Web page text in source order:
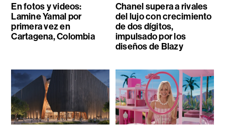
En fotos y videos:
Lamine Yamal por
primera vez en
Cartagena, Colombia
Chanel supera a rivales
del lujo con crecimiento
de dos dígitos,
impulsado por los
diseños de Blazy